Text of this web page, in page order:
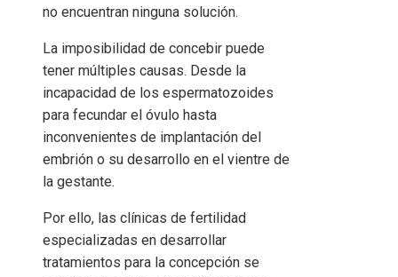
no encuentran ninguna solución.
La imposibilidad de concebir puede
tener múltiples causas. Desde la
incapacidad de los espermatozoides
para fecundar el óvulo hasta
inconvenientes de implantación del
embrión o su desarrollo en el vientre de
la gestante.
Por ello, las clínicas de fertilidad
especializadas en desarrollar
tratamientos para la concepción se